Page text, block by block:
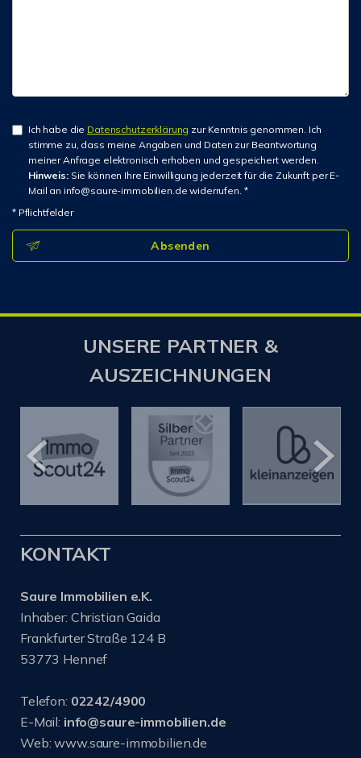
Ich habe die Datenschutzerklärung zur Kenntnis genommen. Ich
stimme zu, dass meine Angaben und Daten zur Beantwortung
meiner Anfrage elektronisch erhoben und gespeichert werden.
Hinweis:Sie können Ihre Einwilligung jederzeit für die Zukunft per E-
Mail an info@saure-immobilien.de widerrufen. *
* Pflichtfelder
Absenden
UNSERE PARTNER &
AUSZEICHNUNGEN
KONTAKT
Saure Immobilien e.K.
Inhaber: Christian Gaida
Frankfurter Straße 124 B
53773 Hennef
Telefon: 02242/4900
E-Mail: info@saure-immobilien.de
Web: www.saure-immobilien.de